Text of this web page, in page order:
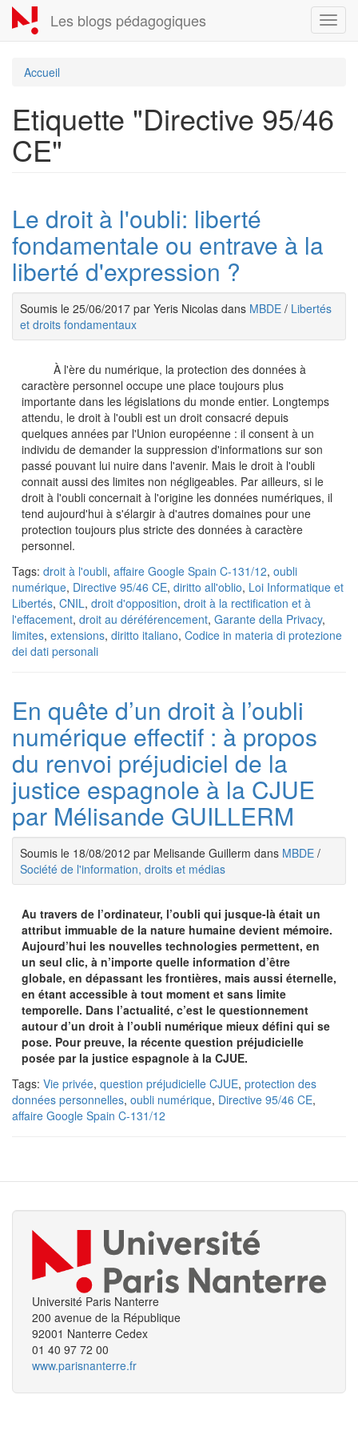
Aller
au
contenu
Les blogs pédagogiques
Accueil
Etiquette "Directive 95/46
CE"
Le droit à l'oubli: liberté
fondamentale ou entrave à la
liberté d'expression ?
Soumis le 25/06/2017 par Yeris Nicolas dans MBDE / Libertés
et droits fondamentaux
À l'ère du numérique, la protection des données à
caractère personnel occupe une place toujours plus
importante dans les législations du monde entier. Longtemps
attendu, le droit à l'oubli est un droit consacré depuis
quelques années par l'Union européenne : il consent à un
individu de demander la suppression d'informations sur son
passé pouvant lui nuire dans l'avenir. Mais le droit à l'oubli
connait aussi des limites non négligeables. Par ailleurs, si le
droit à l'oubli concernait à l'origine les données numériques, il
tend aujourd'hui à s'élargir à d'autres domaines pour une
protection toujours plus stricte des données à caractère
personnel.
Tags: droit à l'oubli, affaire Google Spain C-131/12, oubli
numérique, Directive 95/46 CE, diritto all'oblio, Loi Informatique et
Libertés, CNIL, droit d'opposition, droit à la rectification et à
l'effacement, droit au déréférencement, Garante della Privacy,
limites, extensions, diritto italiano, Codice in materia di protezione
dei dati personali
En quête d’un droit à l’oubli
numérique effectif : à propos
du renvoi préjudiciel de la
justice espagnole à la CJUE
par Mélisande GUILLERM
Soumis le 18/08/2012 par Melisande Guillerm dans MBDE /
Société de l'information, droits et médias
Au travers de l’ordinateur, l’oubli qui jusque-là était un
attribut immuable de la nature humaine devient mémoire.
Aujourd’hui les nouvelles technologies permettent, en
un seul clic, à n’importe quelle information d’être
globale, en dépassant les frontières, mais aussi éternelle,
en étant accessible à tout moment et sans limite
temporelle. Dans l’actualité, c’est le questionnement
autour d’un droit à l’oubli numérique mieux défini qui se
pose. Pour preuve, la récente question préjudicielle
posée par la justice espagnole à la CJUE.
Tags: Vie privée, question préjudicielle CJUE, protection des
données personnelles, oubli numérique, Directive 95/46 CE,
affaire Google Spain C-131/12
Université Paris Nanterre
200 avenue de la République
92001 Nanterre Cedex
01 40 97 72 00
www.parisnanterre.fr